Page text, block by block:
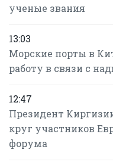
ученые звания
13:03
Морские порты в
работу в связи с
12:47
Президент
круг участников
форума